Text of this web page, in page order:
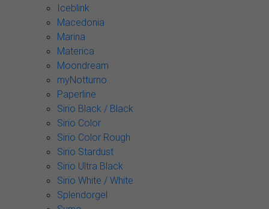
Iceblink
Macedonia
Marina
Materica
Moondream
myNotturno
Paperline
Sirio Black / Black
Sirio Color
Sirio Color Rough
Sirio Stardust
Sirio Ultra Black
Sirio White / White
Splendorgel